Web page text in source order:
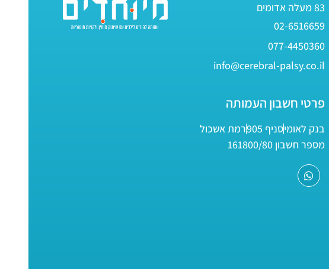
83 מעלה אדומים
02-6516659
077-4450360
info@cerebral-palsy.co.il
פרטי חשבון העמותה
בנק לאומיסניף 905
רמת אשכול
מספר חשבון 161800/80